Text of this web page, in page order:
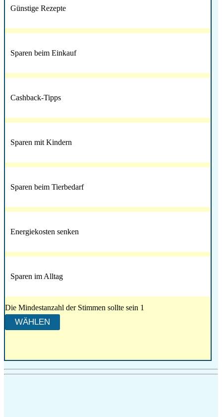
Günstige Rezepte
Sparen beim Einkauf
Cashback-Tipps
Sparen mit Kindern
Sparen beim Tierbedarf
Energiekosten senken
Sparen im Alltag
Die Mindestanzahl der Stimmen sollte sein 1